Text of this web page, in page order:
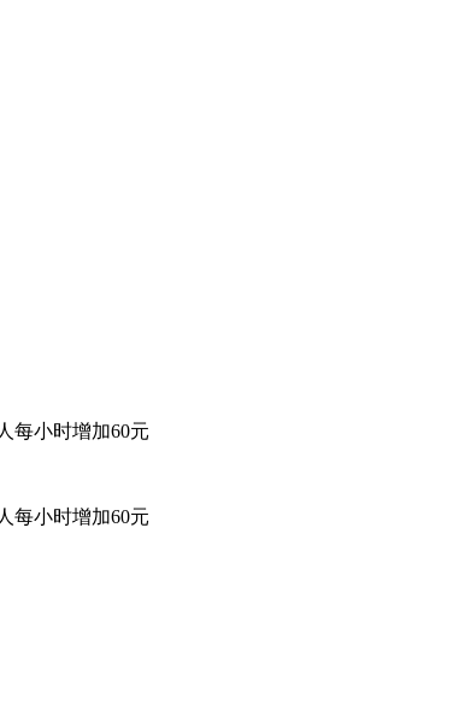
每小时增加60元
每小时增加60元